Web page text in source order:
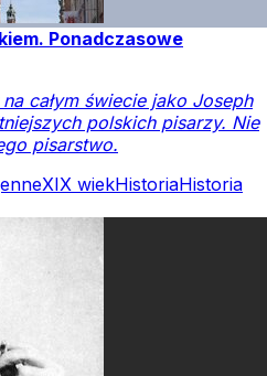
Ponadczasowe
całym świecie jako Joseph
polskich pisarzy. Nie
pisarstwo.
XIX wiekHistoriaHistoria